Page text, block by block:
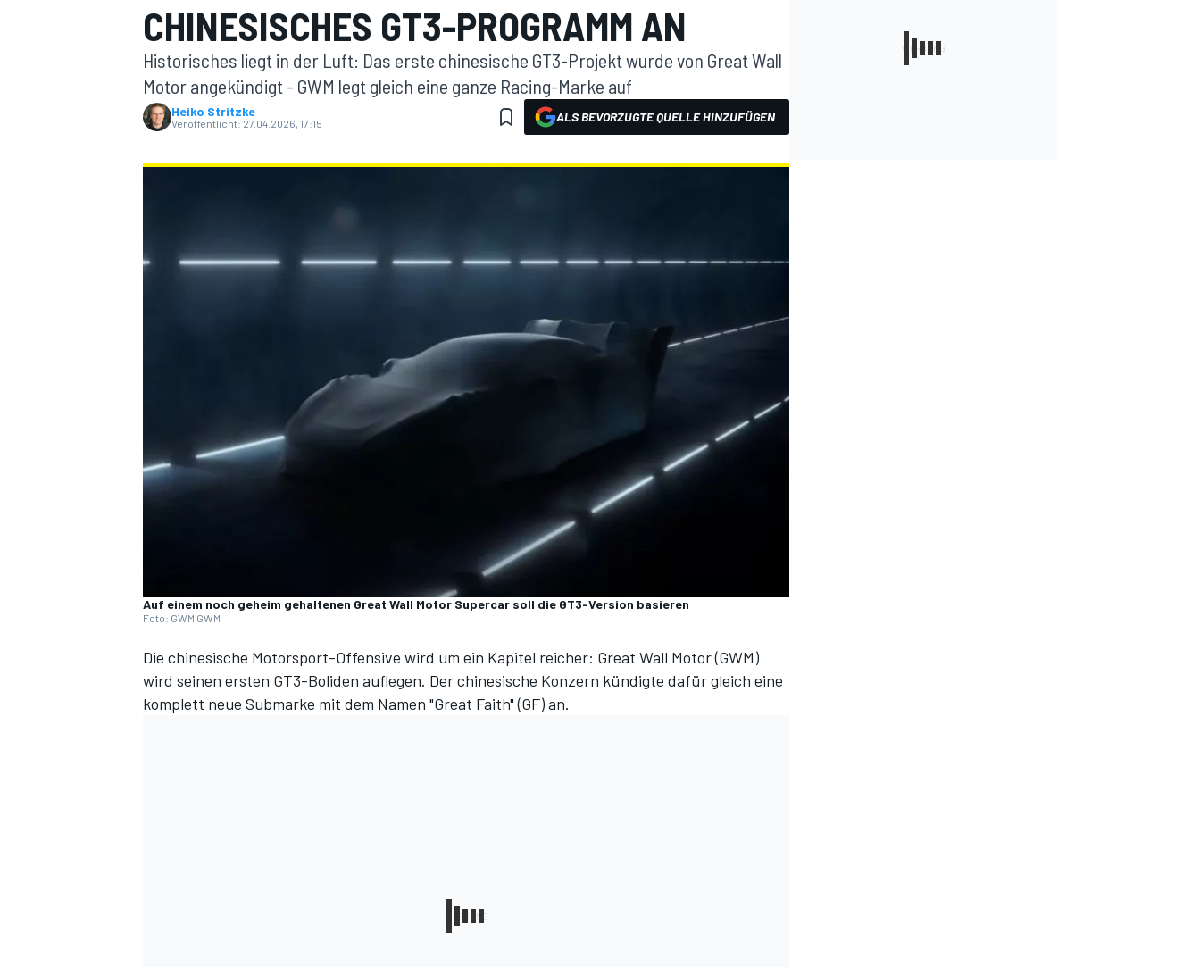
CHINESISCHES GT3-PROGRAMM AN
Historisches liegt in der Luft: Das erste chinesische GT3-Projekt wurde von Great Wall
Motor angekündigt - GWM legt gleich eine ganze Racing-Marke auf
Heiko Stritzke
Veröffentlicht: 27.04.2026, 17:15 ALS BEVORZUGTE QUELLE HINZUFÜGEN
Auf einem noch geheim gehaltenen Great Wall Motor Supercar soll die GT3-Version basieren
Foto: GWM GWM
Die chinesische Motorsport-Offensive wird um ein Kapitel reicher: Great Wall Motor (GWM)
wird seinen ersten GT3-Boliden auflegen. Der chinesische Konzern kündigte dafür gleich eine
komplett neue Submarke mit dem Namen "Great Faith" (GF) an.